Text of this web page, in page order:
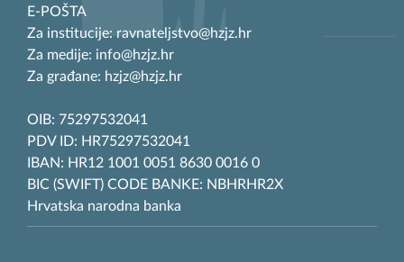
E-POŠTA
Za institucije: ravnateljstvo@hzjz.hr
Za medije: info@hzjz.hr
Za građane: hzjz@hzjz.hr
OIB: 75297532041
PDV ID: HR75297532041
IBAN: HR12 1001 0051 8630 0016 0
BIC (SWIFT) CODE BANKE: NBHRHR2X
Hrvatska narodna banka